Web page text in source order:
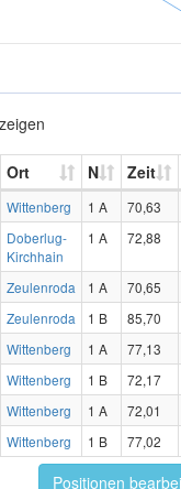
Ort N Zeit
Wittenberg 1 A
70,63
Doberlug-
Kirchhain
1 A 72,88
Zeulenroda 1 A
70,65
Zeulenroda 1 B
85,70
Wittenberg 1 A
77,13
Wittenberg 1 B
72,17
Wittenberg 1 A
72,01
Wittenberg 1 B 77,02
Positionen